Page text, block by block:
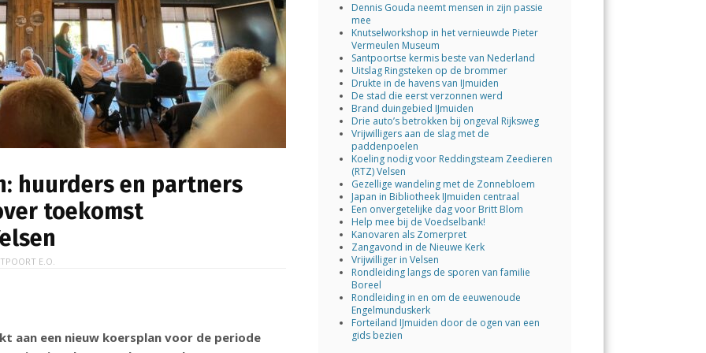
huurders en partners
toekomst
E.O.
aan een nieuw koersplan voor de periode
Dennis Gouda neemt mensen in zijn passie
mee
Knutselworkshop in het vernieuwde Pieter
Vermeulen Museum
Santpoortse kermis beste van Nederland
Uitslag Ringsteken op de brommer
Drukte in de havens van IJmuiden
De stad die eerst verzonnen werd
Brand duingebied IJmuiden
Drie auto’s betrokken bij ongeval Rijksweg
Vrijwilligers aan de slag met de
paddenpoelen
Koeling nodig voor Reddingsteam Zeedieren
(RTZ) Velsen
Gezellige wandeling met de Zonnebloem
Japan in Bibliotheek IJmuiden centraal
Een onvergetelijke dag voor Britt Blom
Help mee bij de Voedselbank!
Kanovaren als Zomerpret
Zangavond in de Nieuwe Kerk
Vrijwilliger in Velsen
Rondleiding langs de sporen van familie
Boreel
Rondleiding in en om de eeuwenoude
Engelmunduskerk
Forteiland IJmuiden door de ogen van een
gids bezien